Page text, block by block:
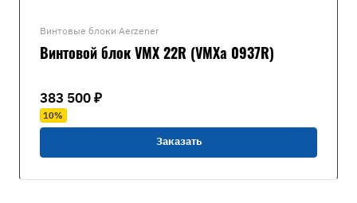
Винтовые блоки Aerzener
Винтовой блок VMX 22R (VMXa 0937R)
383 500 ₽
10%
Заказать